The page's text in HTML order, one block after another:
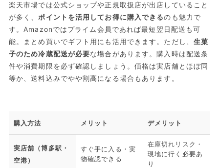
楽天市場では公式ショップや正規取扱店が出店していること
が多く、 ポイントを活用してお得に購入できるのも魅力で
す。Amazonではプライム会員であれば最短翌日配送も可
能。まとめ買いでギフト用にも活用できます。ただし、 生菓
子のため冷蔵配送が必要な場合があります。購入時は配送条
件や消費期限を必ず確認しましょう。価格は実店舗とほぼ同
等か、送料込みでやや割高になる場合もあります。
購入方法 メリット デメリット
実店舗（博多駅・
空港）
すぐ手に入る・実
物確認できる
在庫切れリスク・
現地に行く必要あ
り